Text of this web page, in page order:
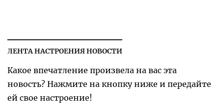
ЛЕНТА НАСТРОЕНИЯ НОВОСТИ
Какое впечатление произвела на вас эта
новость? Нажмите на кнопку ниже и передайте
ей свое настроение!